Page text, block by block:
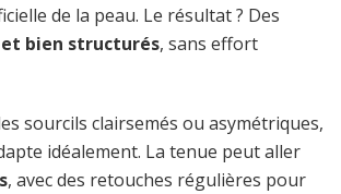
de la peau. Le résultat ? Des
et bien structurés, sans effort
sourcils clairsemés ou asymétriques,
idéalement. La tenue peut aller
, avec des retouches régulières pour